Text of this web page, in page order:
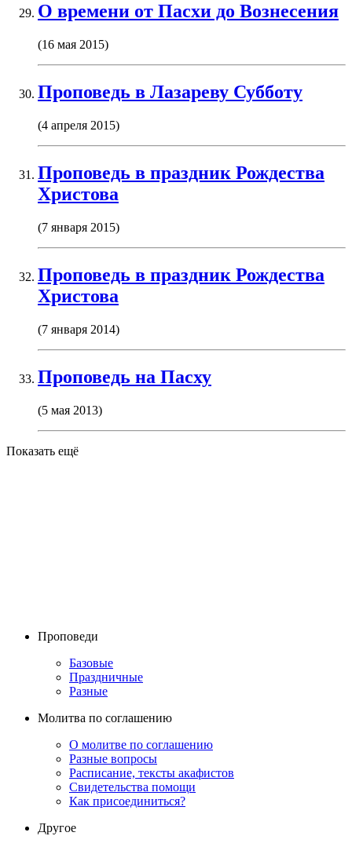
О времени от Пасхи до Вознесения
(16 мая 2015)
Проповедь в Лазареву Субботу
(4 апреля 2015)
Проповедь в праздник Рождества
Христова
(7 января 2015)
Проповедь в праздник Рождества
Христова
(7 января 2014)
Проповедь на Пасху
(5 мая 2013)
Показать ещё
Проповеди
Базовые
Праздничные
Разные
Молитва по соглашению
О молитве по соглашению
Разные вопросы
Расписание, тексты акафистов
Свидетельства помощи
Как присоединиться?
Другое